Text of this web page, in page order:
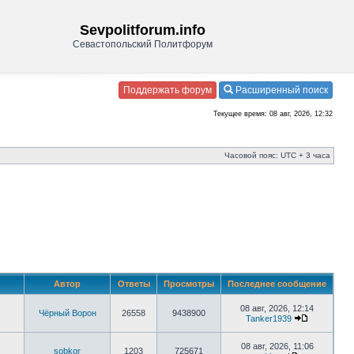
Sevpolitforum.info
Севастопольский Политфорум
Поддержать форум Расширенный поиск
Текущее время: 08 авг, 2026, 12:32
Часовой пояс: UTC + 3 часа
Автор Ответы Просмотры Последнее сообщение
Чёрный Ворон 26558 9438900
08 авг, 2026, 12:14
Tanker1939
sobkor 1203 725671
08 авг, 2026, 11:06